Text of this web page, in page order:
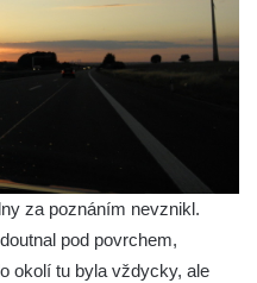
za poznáním nevznikl.
pod povrchem,
okolí tu byla vždycky, ale